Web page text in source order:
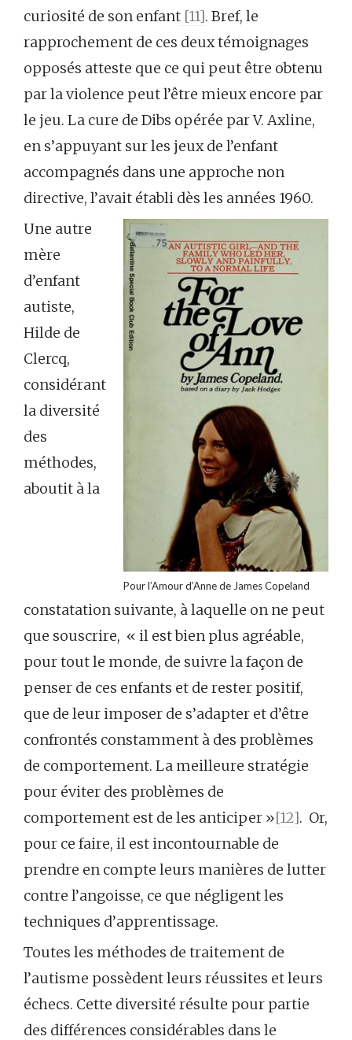
curiosité de son enfant [11]. Bref, le
rapprochement de ces deux témoignages
opposés atteste que ce qui peut être obtenu
par la violence peut l’être mieux encore par
le jeu. La cure de Dibs opérée par V. Axline,
en s’appuyant sur les jeux de l’enfant
accompagnés dans une approche non
directive, l’avait établi dès les années 1960.
Pour l’Amour d’Anne de James Copeland
Une autre
mère
d’enfant
autiste,
Hilde de
Clercq,
considérant
la diversité
des
méthodes,
aboutit à la
constatation suivante, à laquelle on ne peut
que souscrire, « il est bien plus agréable,
pour tout le monde, de suivre la façon de
penser de ces enfants et de rester positif,
que de leur imposer de s’adapter et d’être
confrontés constamment à des problèmes
de comportement. La meilleure stratégie
pour éviter des problèmes de
comportement est de les anticiper »[12]. Or,
pour ce faire, il est incontournable de
prendre en compte leurs manières de lutter
contre l’angoisse, ce que négligent les
techniques d’apprentissage.
Toutes les méthodes de traitement de
l’autisme possèdent leurs réussites et leurs
échecs. Cette diversité résulte pour partie
des différences considérables dans le